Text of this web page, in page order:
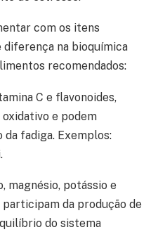
com os itens
na bioquímica
recomendados:
C e flavonoides,
e podem
fadiga. Exemplos:
magnésio, potássio e
da produção de
do sistema